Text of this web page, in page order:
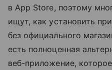
в App Store, поэтому
ищут, как установить
без официального
есть полноценная
веб-приложение,